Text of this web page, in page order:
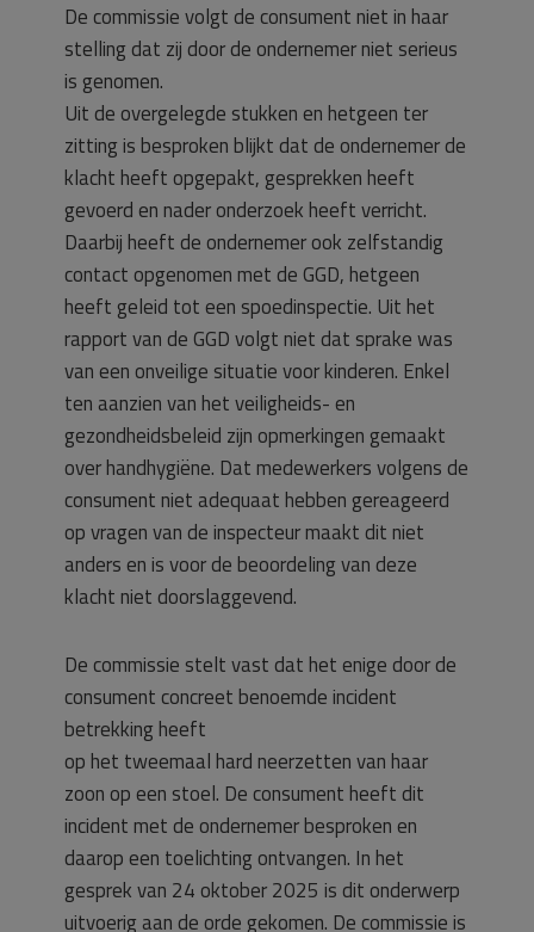
De commissie volgt de consument niet in haar
stelling dat zij door de ondernemer niet serieus
is genomen.
Uit de overgelegde stukken en hetgeen ter
zitting is besproken blijkt dat de ondernemer de
klacht heeft opgepakt, gesprekken heeft
gevoerd en nader onderzoek heeft verricht.
Daarbij heeft de ondernemer ook zelfstandig
contact opgenomen met de GGD, hetgeen
heeft geleid tot een spoedinspectie. Uit het
rapport van de GGD volgt niet dat sprake was
van een onveilige situatie voor kinderen. Enkel
ten aanzien van het veiligheids- en
gezondheidsbeleid zijn opmerkingen gemaakt
over handhygiëne. Dat medewerkers volgens de
consument niet adequaat hebben gereageerd
op vragen van de inspecteur maakt dit niet
anders en is voor de beoordeling van deze
klacht niet doorslaggevend.
De commissie stelt vast dat het enige door de
consument concreet benoemde incident
betrekking heeft
op het tweemaal hard neerzetten van haar
zoon op een stoel. De consument heeft dit
incident met de ondernemer besproken en
daarop een toelichting ontvangen. In het
gesprek van 24 oktober 2025 is dit onderwerp
uitvoerig aan de orde gekomen. De commissie is